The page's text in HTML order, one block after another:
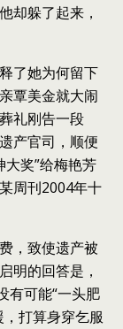
却躲了起来，
了她为何留下
覃美金就大闹
礼刚告一段
产官司，顺便
奖”给梅艳芳
周刊2004年十
，致使遗产被
明的回答是，
有可能“一头肥
打算身穿乞服